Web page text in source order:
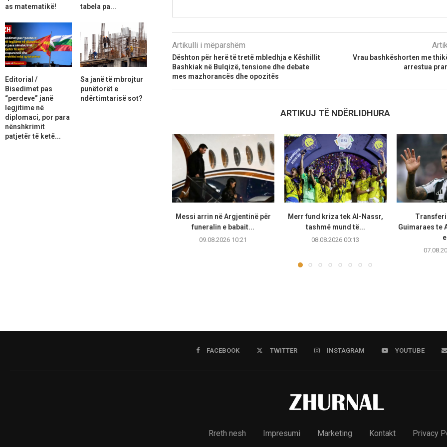
Artikulli i mëparshëm
Dështon për herë të tretë mbledhja e Këshillit
Bashkiak në Bulqizë, tensione dhe debate
mes mazhorancës dhe opozitës
Vrau bashkëshorten me
arrestua
ARTIKUJ TË NDËRLIDHURA
Messi arrin në Argjentinë për
funeralin e babait...
09.08.2026 10:21
Merr fund kriza tek Al-Nassr,
tashmë mund të...
08.08.2026 00:13
Guimaraes te
as matematikë!
tabela pa...
Editorial /
Bisedimet pas
“perdeve” janë
legjitime në
diplomaci, por para
nënshkrimit
patjetër të ketë...
Sa janë të mbrojtur
punëtorët e
ndërtimtarisë sot?
FACEBOOK TWITTER INSTAGRAM YOUTUBE
Rreth nesh Impresumi Marketing Kontakt Privacy